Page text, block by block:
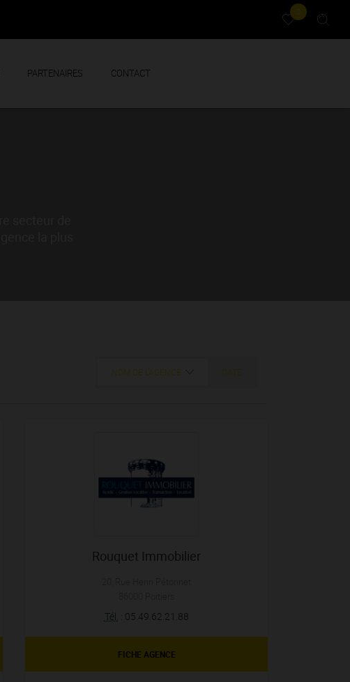
0
PARTENAIRES CONTACT
NOM DE L'AGENCE DATE
Rouquet Immobilier
Tél. : 05.49.62.21.88
FICHE AGENCE